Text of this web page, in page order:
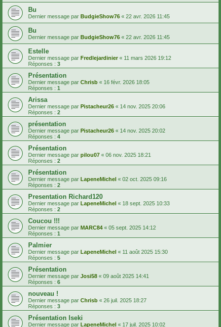
Bu
Dernier message par BudgieShow76 « 22 avr. 2026 11:45
Bu
Dernier message par BudgieShow76 « 22 avr. 2026 11:45
Estelle
Dernier message par Fredlejardinier« 11 mars 2026 19:12
Réponses : 3
Présentation
Dernier message par Chrisb « 16 févr. 2026 18:05
Réponses : 1
Arissa
Dernier message par Pistacheur26 « 14 nov. 2025 20:06
Réponses : 2
présentation
Dernier message par Pistacheur26 « 14 nov. 2025 20:02
Réponses : 4
Présentation
Dernier message par pilou07 « 06 nov. 2025 18:21
Réponses : 2
Présentation
Dernier message par LapeneMichel « 02 oct. 2025 09:16
Réponses : 2
Presentation Richard120
Dernier message par LapeneMichel « 18 sept. 2025 10:33
Réponses : 2
Coucou !!!
Dernier message par MARC84 « 05 sept. 2025 14:12
Réponses : 1
Palmier
Dernier message par LapeneMichel « 11 août 2025 15:30
Réponses : 5
Présentation
Dernier message par Josi58 « 09 août 2025 14:41
Réponses : 6
nouveau !
Dernier message par Chrisb « 26 juil. 2025 18:27
Réponses : 3
Présentation Iseki
Dernier message par LapeneMichel « 17 juil. 2025 10:02